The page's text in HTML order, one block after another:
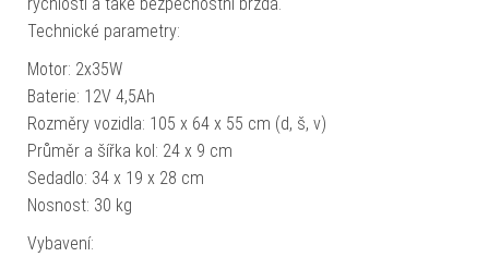
Technické parametry:
Motor: 2x35W
Baterie: 12V 4,5Ah
Rozměry vozidla: 105 x 64 x 55 cm (d, š, v)
Průměr a šířka kol: 24 x 9 cm
Sedadlo: 34 x 19 x 28 cm
Nosnost: 30 kg
Vybavení: